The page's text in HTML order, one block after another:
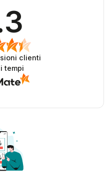
clienti
tempi